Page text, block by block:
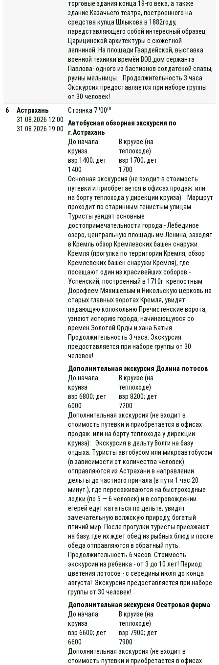
торговые здания конца 19-го века, а также
здание Казачьего театра, построенного на
средства купца Шлыкова в 1882году,
паредставляющего собой интересный образец
Царицинской архитектуры с сюжетной
лепниной. На площади Гвардейской, выставка
военной техники времён ВОВ,дом сержанта
Павлова- одного из бастионов солдатской славы,
руины мельницы. Продолжительность 3 часа.
Экскурсия предоставляется при наборе группы
от 30 человек!
6
Астрахань
31.08.2026 12:00
31.08.2026 19:00
Стоянка 7h00m
Автобусная обзорная экскурсия по
г.Астрахань
До начала
круиза
взр 1400; дет
1400
В круизе (на
теплоходе)
взр 1700; дет
1700
Основная экскурсия (не входит в стоимость
путевки и приобретается в офисах продаж или
на борту теплохода у дирекции круиза): Маршрут
проходит по старинным тенистым улицам.
Туристы увидят основные
достопримечательности города - Лебединое
озеро, центральную площадь им.Ленина, заходят
в Кремль обзор Кремлевских башен снаружи
Кремля (прогулка по территории Кремля, обзор
Кремлевских башен снаружи Кремля), где
посещают один из красивейших соборов -
Успенский, построенный в 1710г. крепостным
Дорофеем Мякишевым и Никольскую церковь на
старых главных воротах Кремля, увидят
падающую колокольню Пречистенские ворота,
узнают историю города, начинающуюся со
времен Золотой Орды и хана Батыя.
Продолжительность 3 часа. Экскурсия
предоставляется при наборе группы от 30
человек!
Дополнительная экскурсия Долина лотосов
До начала
круиза
взр 6800; дет
6000
В круизе (на
теплоходе)
взр 8200; дет
7200
Дополнительная экскурсия (не входит в
стоимость путевки и приобретается в офисах
продаж или на борту теплохода у дирекции
круиза): Экскурсия в дельту Волги на базу
отдыха. Туристы автобусом или микроавтобусом
(в зависимости от количества человек)
отправляются из Астрахани в направлении
дельты до частного причала (в пути 1 час 20
минут.), где пересаживаются на быстроходные
лодки (по 5 — 6 человек) и в сопровождении
егерей едут кататься по дельте, увидят
замечательную волжскую природу, богатый
птичий мир. После прогулки туристы приезжают
на базу, где их ждет обед из рыбных блюд и после
обеда отправляются в обратный путь.
Продолжительность 6 часов. Стоимость
экскурсии на ребенка - от 3 до 10 лет! Период
цветения лотосов - с середины июля до конца
августа! Экскурсия предоставляется при наборе
группы от 30 человек!
Дополнительная экскурсия Осетровая ферма
До начала
круиза
взр 6600; дет
6600
В круизе (на
теплоходе)
взр 7900; дет
7900
Дополнительная экскурсия (не входит в
стоимость путевки и приобретается в офисах